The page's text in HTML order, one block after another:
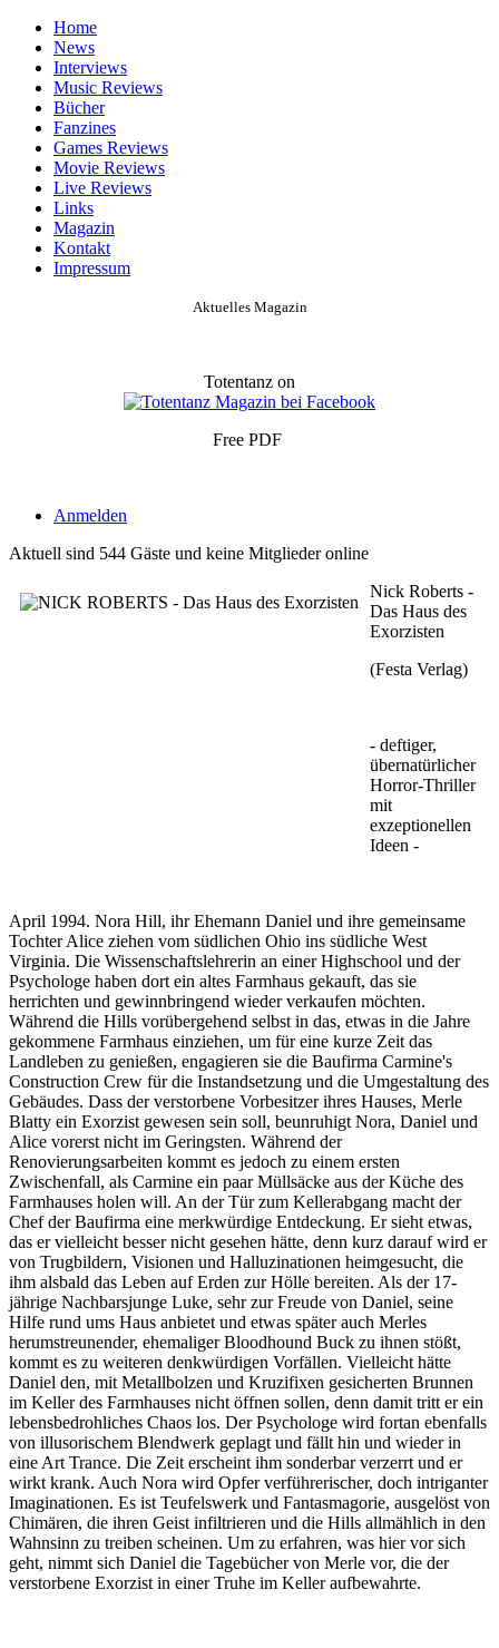
Home
News
Interviews
Music Reviews
Bücher
Fanzines
Games Reviews
Movie Reviews
Live Reviews
Links
Magazin
Kontakt
Impressum
Aktuelles Magazin
Totentanz on
Free PDF
Anmelden
Aktuell sind 544 Gäste und keine Mitglieder online
Nick Roberts -
Das Haus des
Exorzisten
(Festa Verlag)
- deftiger,
übernatürlicher
Horror-Thriller
mit
exzeptionellen
Ideen -
April 1994. Nora Hill, ihr Ehemann Daniel und ihre gemeinsame
Tochter Alice ziehen vom südlichen Ohio ins südliche West
Virginia. Die Wissenschaftslehrerin an einer Highschool und der
Psychologe haben dort ein altes Farmhaus gekauft, das sie
herrichten und gewinnbringend wieder verkaufen möchten.
Während die Hills vorübergehend selbst in das, etwas in die Jahre
gekommene Farmhaus einziehen, um für eine kurze Zeit das
Landleben zu genießen, engagieren sie die Baufirma Carmine's
Construction Crew für die Instandsetzung und die Umgestaltung des
Gebäudes. Dass der verstorbene Vorbesitzer ihres Hauses, Merle
Blatty ein Exorzist gewesen sein soll, beunruhigt Nora, Daniel und
Alice vorerst nicht im Geringsten. Während der
Renovierungsarbeiten kommt es jedoch zu einem ersten
Zwischenfall, als Carmine ein paar Müllsäcke aus der Küche des
Farmhauses holen will. An der Tür zum Kellerabgang macht der
Chef der Baufirma eine merkwürdige Entdeckung. Er sieht etwas,
das er vielleicht besser nicht gesehen hätte, denn kurz darauf wird er
von Trugbildern, Visionen und Halluzinationen heimgesucht, die
ihm alsbald das Leben auf Erden zur Hölle bereiten. Als der 17-
jährige Nachbarsjunge Luke, sehr zur Freude von Daniel, seine
Hilfe rund ums Haus anbietet und etwas später auch Merles
herumstreunender, ehemaliger Bloodhound Buck zu ihnen stößt,
kommt es zu weiteren denkwürdigen Vorfällen. Vielleicht hätte
Daniel den, mit Metallbolzen und Kruzifixen gesicherten Brunnen
im Keller des Farmhauses nicht öffnen sollen, denn damit tritt er ein
lebensbedrohliches Chaos los. Der Psychologe wird fortan ebenfalls
von illusorischem Blendwerk geplagt und fällt hin und wieder in
eine Art Trance. Die Zeit erscheint ihm sonderbar verzerrt und er
wirkt krank. Auch Nora wird Opfer verführerischer, doch intriganter
Imaginationen. Es ist Teufelswerk und Fantasmagorie, ausgelöst von
Chimären, die ihren Geist infiltrieren und die Hills allmählich in den
Wahnsinn zu treiben scheinen. Um zu erfahren, was hier vor sich
geht, nimmt sich Daniel die Tagebücher von Merle vor, die der
verstorbene Exorzist in einer Truhe im Keller aufbewahrte.